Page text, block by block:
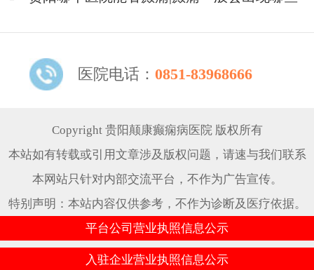
医院电话： 0851-83968666
Copyright 贵阳颠康癫痫病医院 版权所有
本站如有转载或引用文章涉及版权问题，请速与我们联系
本网站只针对内部交流平台，不作为广告宣传。
特别声明：本站内容仅供参考，不作为诊断及医疗依据。
平台公司营业执照信息公示
入驻企业营业执照信息公示